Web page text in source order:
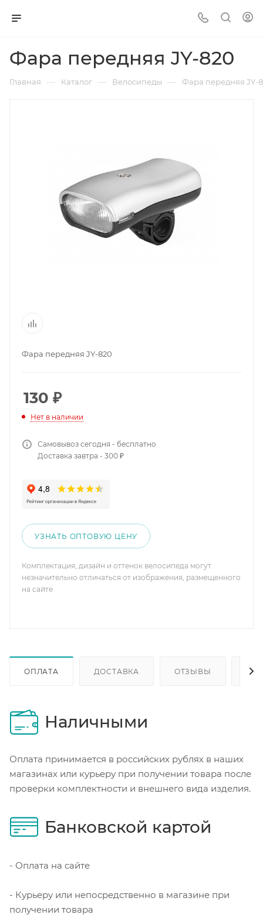
Фара передняя JY-820
Главная — Каталог — Велосипеды — Фара передняя JY-
Фара передняя JY-820
130 ₽
Нет в наличии
Самовывоз сегодня - бесплатно
Доставка завтра - 300 ₽
УЗНАТЬ ОПТОВУЮ ЦЕНУ
Комплектация, дизайн и оттенок велосипеда могут
незначительно отличаться от изображения, размещенного
на сайте
ОПЛАТА ДОСТАВКА ОТЗЫВЫ
Наличными
Оплата принимается в российских рублях в наших
магазинах или курьеру при получении товара после
проверки комплектности и внешнего вида изделия.
Банковской картой
- Оплата на сайте
- Курьеру или непосредственно в магазине при
получении товара